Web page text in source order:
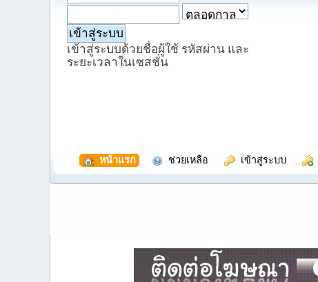
เข้าสู่ระบบด้วยชื่อผู้ใช้ รหัสผ่าน และ
ระยะเวลาในเซสชั่น
หน้าแรก ช่วยเหลือ เข้าสู่ระบบ